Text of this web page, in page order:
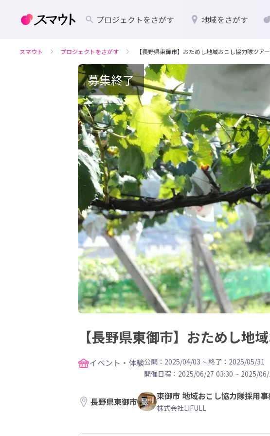
プロジェクトをさがす 地域をさがす
スマウト プロジェクトをさがす 【長野県東御市】おためし地域おこし協力隊ツア
募集終了
【長野県東御市】おためし地
イベント・体験公開：2025/04/03 ~ 終了：2025/05/31
開催日程： 2025/06/27 03:30 ~ 2025/
長野県東御市 東御市 地域おこし協力隊採用事
株式会社LIFULL